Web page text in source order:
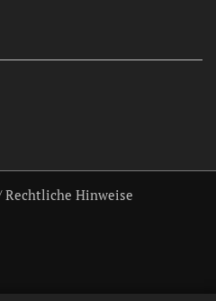
Rechtliche Hinweise